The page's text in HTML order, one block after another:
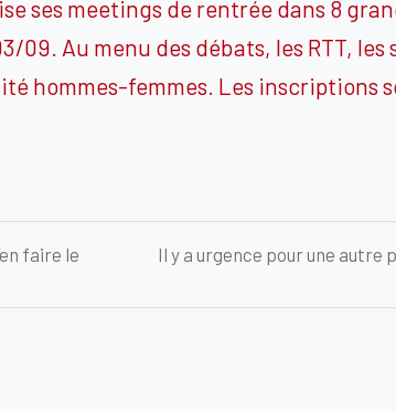
ses meetings de rentrée dans 8
09. Au menu des débats, les RTT, les
hommes-femmes. Les inscriptions
faire le
Il y a urgence pour une autre